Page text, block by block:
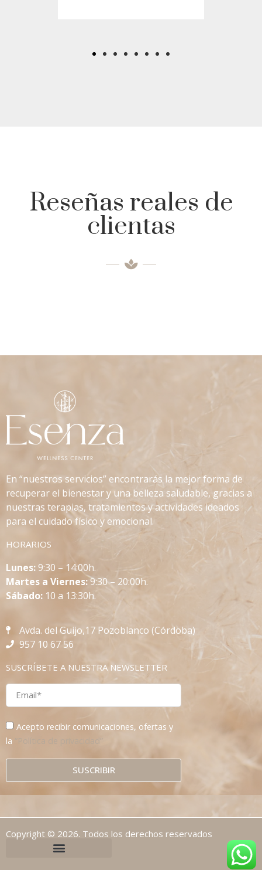
Reseñas reales de
clientas
En “nuestros servicios” encontrarás la mejor forma de
recuperar el bienestar y una belleza saludable, gracias a
nuestras terapias, tratamientos y actividades ideados
para el cuidado físico y emocional.
HORARIOS
Lunes:9:30 – 14:00h.
Martes a Viernes:9:30 – 20:00h.
Sábado: 10 a 13:30h.
Avda. del Guijo,17 Pozoblanco (Córdoba)
957 10 67 56
SUSCRÍBETE A NUESTRA NEWSLETTER
Acepto recibir comunicaciones, ofertas y
la
“Política de privacidad”
SUSCRIBIR
Copyright © 2026. Todos los derechos reservados